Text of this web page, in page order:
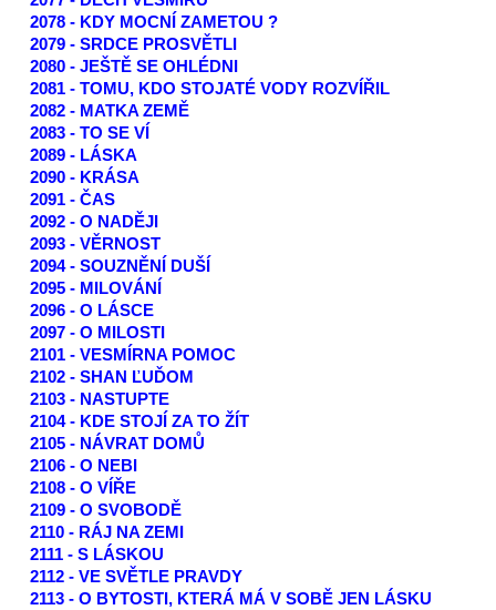
2078 - KDY MOCNÍ ZAMETOU ?
2079 - SRDCE PROSVĚTLI
2080 - JEŠTĚ SE OHLÉDNI
2081 - TOMU, KDO STOJATÉ VODY ROZVÍŘIL
2082 - MATKA ZEMĚ
2083 - TO SE VÍ
2089 - LÁSKA
2090 - KRÁSA
2091 - ČAS
2092 - O NADĚJI
2093 - VĚRNOST
2094 - SOUZNĚNÍ DUŠÍ
2095 - MILOVÁNÍ
2096 - O LÁSCE
2097 - O MILOSTI
2101 - VESMÍRNA POMOC
2102 - SHAN ĽUĎOM
2103 - NASTUPTE
2104 - KDE STOJÍ ZA TO ŽÍT
2105 - NÁVRAT DOMŮ
2106 - O NEBI
2108 - O VÍŘE
2109 - O SVOBODĚ
2110 - RÁJ NA ZEMI
2111 - S LÁSKOU
2112 - VE SVĚTLE PRAVDY
2113 - O BYTOSTI, KTERÁ MÁ V SOBĚ JEN LÁSKU